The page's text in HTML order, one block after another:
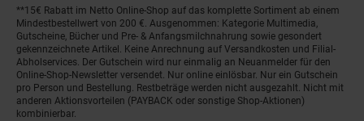
**15€ Rabatt im Netto Online-Shop auf das komplette Sortiment ab einem
Mindestbestellwert von 200 €. Ausgenommen: Kategorie Multimedia,
Gutscheine, Bücher und Pre- & Anfangsmilchnahrung sowie gesondert
gekennzeichnete Artikel. Keine Anrechnung auf Versandkosten und Filial-
Abholservices. Der Gutschein wird nur einmalig an Neuanmelder für den
Online-Shop-Newsletter versendet. Nur online einlösbar. Nur ein Gutschein
pro Person und Bestellung. Restbeträge werden nicht ausgezahlt. Nicht mit
anderen Aktionsvorteilen (PAYBACK oder sonstige Shop-Aktionen)
kombinierbar.